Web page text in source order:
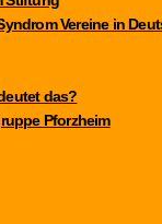
Vereine in
das?
Pforzheim